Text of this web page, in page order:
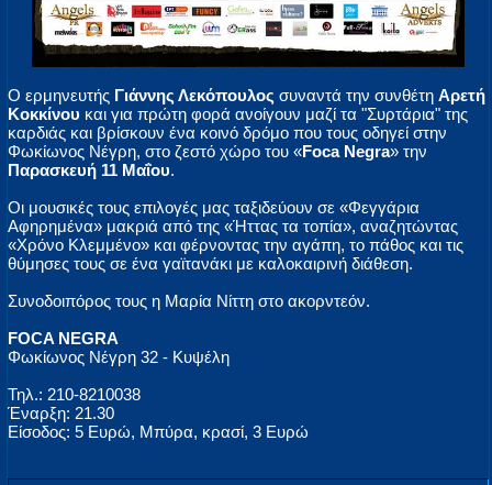
Ο ερμηνευτής Γιάννης Λεκόπουλος συναντά την συνθέτη Αρετή
Κοκκίνου και για πρώτη φορά ανοίγουν μαζί τα "Συρτάρια" της
καρδιάς και βρίσκουν ένα κοινό δρόμο που τους οδηγεί στην
Φωκίωνος Νέγρη, στο ζεστό χώρο του «Foca Negra» την
Παρασκευή 11 Μαΐου.
Οι μουσικές τους επιλογές μας ταξιδεύουν σε «Φεγγάρια
Αφηρημένα» μακριά από της «Ήττας τα τοπία», αναζητώντας
«Χρόνο Κλεμμένο» και φέρνοντας την αγάπη, το πάθος και τις
θύμησες τους σε ένα γαϊτανάκι με καλοκαιρινή διάθεση.
Συνοδοιπόρος τους η Μαρία Νίττη στο ακορντεόν.
FOCA NEGRA
Φωκίωνος Νέγρη 32 - Κυψέλη
Τηλ.: 210-8210038
Έναρξη: 21.30
Είσοδος: 5 Ευρώ, Μπύρα, κρασί, 3 Ευρώ